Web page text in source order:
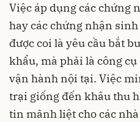
Việc áp dụng các chứng
hay các chứng nhận
được coi là yêu cầu bắt
khẩu, mà phải là công
vận hành nội tại. Việc
trại giống đến khâu thu
tin mãnh liệt cho các